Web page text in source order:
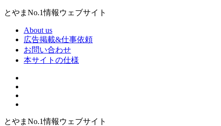
とやまNo.1情報ウェブサイト
About us
広告掲載&仕事依頼
お問い合わせ
本サイトの仕様
とやまNo.1情報ウェブサイト